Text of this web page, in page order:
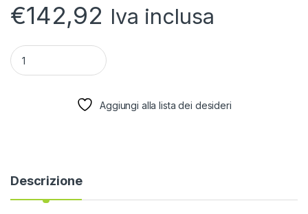
€142,92 Iva inclusa
quantità ALIMENTATORE USB-C 140W APPLE X MACBOOK
Aggiungi alla lista dei desideri
Descrizione